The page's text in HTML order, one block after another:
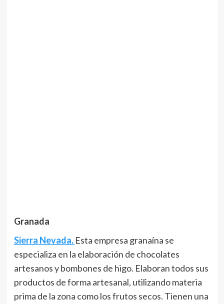
Granada
Sierra Nevada. Esta empresa granaína se
especializa en la elaboración de chocolates
artesanos y bombones de higo. Elaboran todos sus
productos de forma artesanal, utilizando materia
prima de la zona como los frutos secos. Tienen una